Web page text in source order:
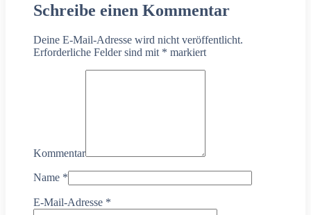
Schreibe einen Kommentar
Deine E-Mail-Adresse wird nicht veröffentlicht.
Erforderliche Felder sind mit * markiert
Kommentar
Name *
E-Mail-Adresse *